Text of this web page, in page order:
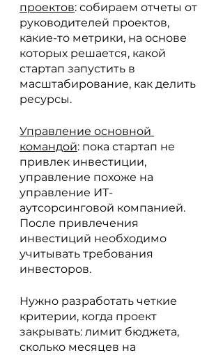
проектов: собираем отчеты от
руководителей проектов,
какие-то метрики, на основе
которых решается, какой
стартап запустить в
масштабирование, как делить
ресурсы.
Управление основной
командой: пока стартап не
привлек инвестиции,
управление похоже на
управление ИТ-
аутсорсинговой компанией.
После привлечения
инвестиций необходимо
учитывать требования
инвесторов.
Нужно разработать четкие
критерии, когда проект
закрывать: лимит бюджета,
сколько месяцев на